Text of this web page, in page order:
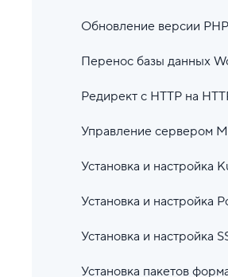
Обновление версии
Редирект с HTTP на
Управление сервером
Установка и настройка
Установка пакетов